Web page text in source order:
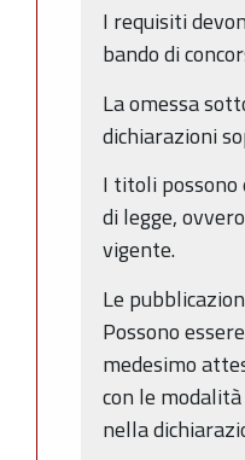
I requisiti
bando di
La omessa
dichiarazioni
I titoli possono
di legge,
vigente.
Le
Possono
medesimo
con le
nella